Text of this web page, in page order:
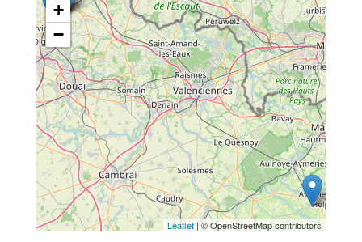
+
−
Leaflet| © OpenStreetMap contributors